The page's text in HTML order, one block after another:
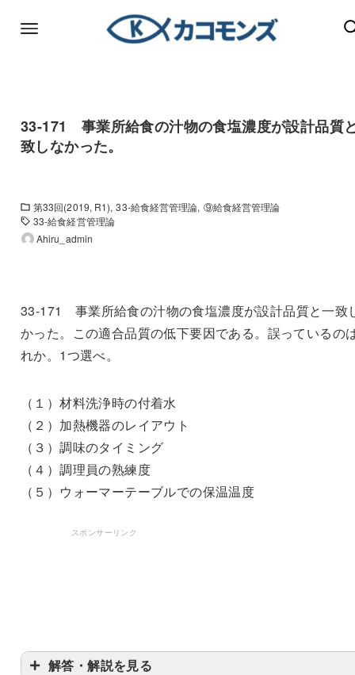
33-171 事業所給食の汁物の食塩濃度が設計品質
致しなかった。
第33回(2019, R1) 33-給食経営管理論 ⑨給食経営管理論
33-給食経営管理論
Ahiru_admin
33-171 事業所給食の汁物の食塩濃度が設計品質と一致
かった。この適合品質の低下要因である。誤っているの
れか。1つ選べ。
（１）材料洗浄時の付着水
（２）加熱機器のレイアウト
（３）調味のタイミング
（４）調理員の熟練度
（５）ウォーマーテーブルでの保温温度
スポンサーリンク
解答・解説を見る